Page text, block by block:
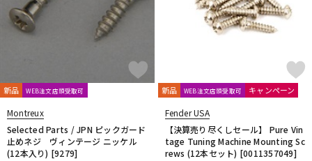
AURORA STRINGS
Chester Music
Lydke Musikverlag
Theodore Presser
Groove Garage
新品 WEB注文店頭受取可
Montreux
Selected Parts / JPN ピックガード
止めネジ ヴィンテージ ニッケル
(12本入り) [9279]
新品 WEB注文店頭受取可 キャンペーン
Fender USA
【決算売り尽くしセール】 Pure Vin
tage Tuning Machine Mounting Sc
rews (12本セット) [0011357049]